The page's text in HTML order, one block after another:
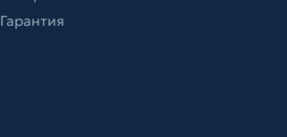
Гарантия